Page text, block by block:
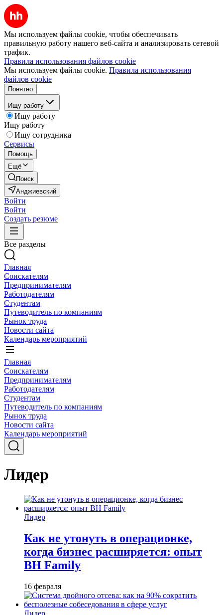
Мы используем файлы cookie, чтобы обеспечивать
правильную работу нашего веб-сайта и анализировать сетевой
трафик.
Правила использования файлов cookie
Мы используем файлы cookie. Правила использования
файлов cookie
Понятно
Ищу работу
Ищу работу
Ищу работу
Ищу сотрудника
Сервисы
Помощь
Ещё
Поиск
Анджиевский
Войти
Войти
Создать резюме
Все разделы
Главная
Соискателям
Предпринимателям
Работодателям
Студентам
Путеводитель по компаниям
Рынок труда
Новости сайта
Календарь мероприятий
Главная
Соискателям
Предпринимателям
Работодателям
Студентам
Путеводитель по компаниям
Рынок труда
Новости сайта
Календарь мероприятий
Лидер
Лидер
Как не утонуть в операционке,
когда бизнес расширяется: опыт
BH Family
16 февраля
Лидер